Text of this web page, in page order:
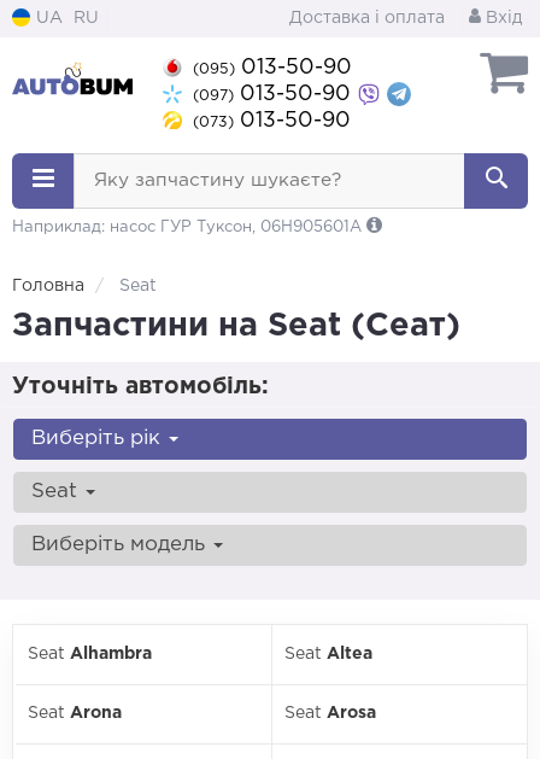
UA RU Доставка і оплата Вхід
(095) 013-50-90
(097) 013-50-90
(073) 013-50-90
Яку запчастину шукаєте?
Наприклад: насос ГУР Туксон, 06H905601A
Головна Seat
Запчастини на Seat (Сеат)
Уточніть автомобіль:
Виберіть рік
Seat
Виберіть модель
Seat Alhambra Seat Altea
Seat Arona Seat Arosa